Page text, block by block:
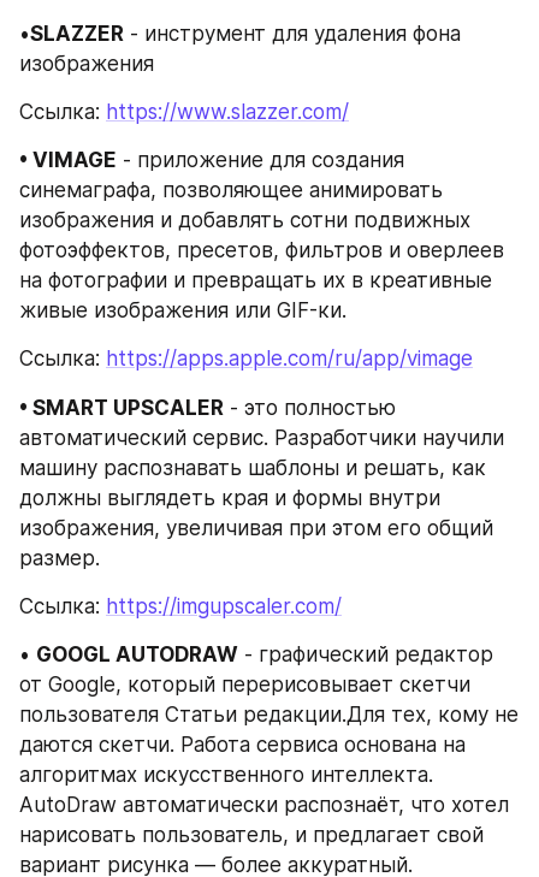
•SLAZZER - инструмент для удаления фона
изображения
Ссылка: https://www.slazzer.com/
• VIMAGE - приложение для создания
синемаграфа, позволяющее анимировать
изображения и добавлять сотни подвижных
фотоэффектов, пресетов, фильтров и оверлеев
на фотографии и превращать их в креативные
живые изображения или GIF-ки.
Ссылка: https://apps.apple.com/ru/app/vimage
• SMART UPSCALER - это полностью
автоматический сервис. Разработчики научили
машину распознавать шаблоны и решать, как
должны выглядеть края и формы внутри
изображения, увеличивая при этом его общий
размер.
Ссылка: https://imgupscaler.com/
• GOOGL AUTODRAW - графический редактор
от Google, который перерисовывает скетчи
пользователя Статьи редакции.Для тех, кому не
даются скетчи. Работа сервиса основана на
алгоритмах искусственного интеллекта.
AutoDraw автоматически распознаёт, что хотел
нарисовать пользователь, и предлагает свой
вариант рисунка — более аккуратный.